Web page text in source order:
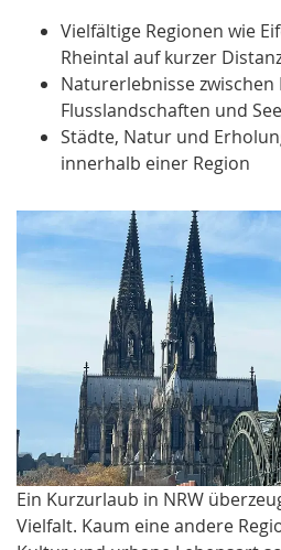
Vielfältige Regionen wie
Rheintal auf kurzer
Naturerlebnisse
Flusslandschaften und
Städte, Natur und
innerhalb einer Region
Ein Kurzurlaub in NRW
Vielfalt. Kaum eine andere